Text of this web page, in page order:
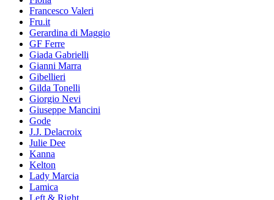
Francesco Valeri
Fru.it
Gerardina di Maggio
GF Ferre
Giada Gabrielli
Gianni Marra
Gibellieri
Gilda Tonelli
Giorgio Nevi
Giuseppe Mancini
Gode
J.J. Delacroix
Julie Dee
Kanna
Kelton
Lady Marcia
Lamica